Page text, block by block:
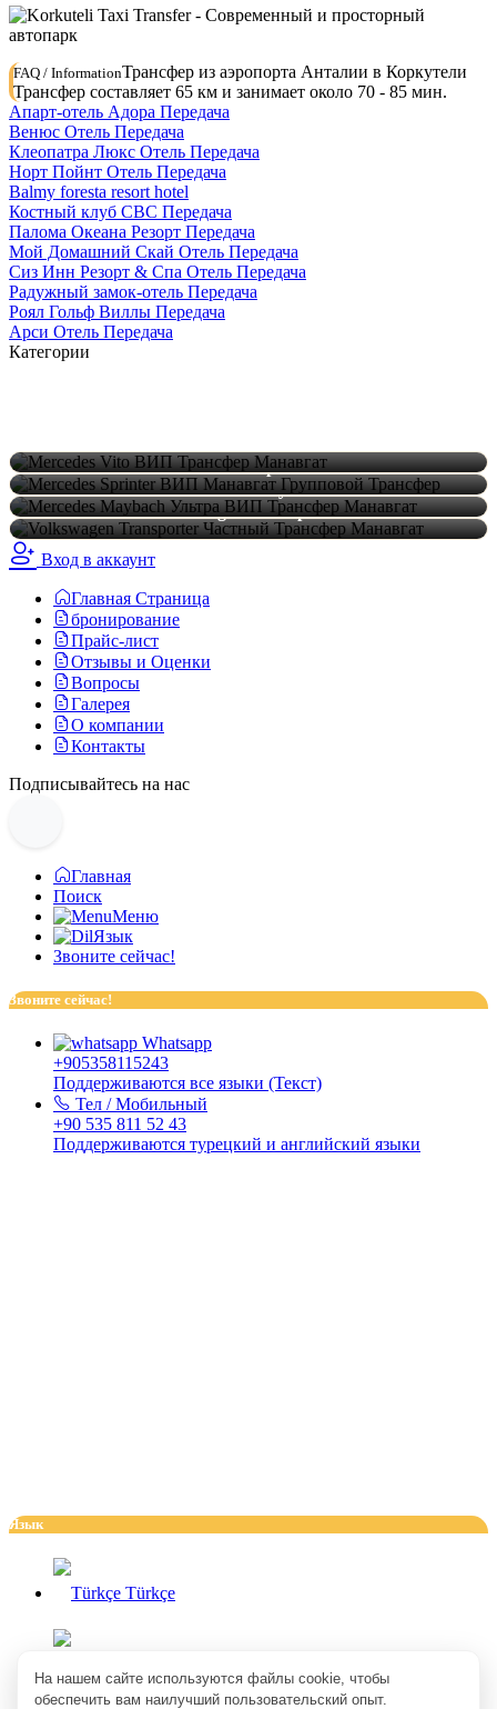
На нашем сайте используются файлы cookie, чтобы
обеспечить вам наилучший пользовательский опыт.
FAQ / InformationТрансфер из аэропорта Анталии в Коркутели
Трансфер составляет 65 км и занимает около 70 - 85 мин.
Апарт-отель Адора Передача
Венюс Отель Передача
Клеопатра Люкс Отель Передача
Норт Пойнт Отель Передача
Balmy foresta resort hotel
Костный клуб СВС Передача
Палома Океана Резорт Передача
Мой Домашний Скай Отель Передача
Сиз Инн Резорт & Спа Отель Передача
Радужный замок-отель Передача
Роял Гольф Виллы Передача
Арси Отель Передача
Категории
Mercedes Sprinter
Mercedes Maybach
Volkswagen Transporter
Вход в аккаунт
Главная Страница
бронирование
Прайс-лист
Отзывы и Оценки
Вопросы
Галерея
О компании
Контакты
Подписывайтесь на нас
Главная
Поиск
Меню
Язык
Звоните сейчас!
Звоните сейчас!
Whatsapp
+905358115243
Поддерживаются все языки (Текст)
Тел / Мобильный
+90 535 811 52 43
Поддерживаются турецкий и английский языки
Язык
Türkçe